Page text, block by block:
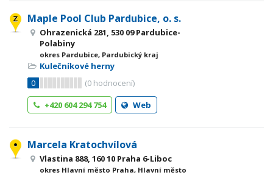
Maple Pool Club Pardubice, o. s.
Ohrazenická 281, 530 09 Pardubice-
Polabiny
okres Pardubice, Pardubický kraj
Kulečníkové herny
0
(0 hodnocení)
+420 604 294 754
Web
Marcela Kratochvílová
Vlastina 888, 160 10 Praha 6-Liboc
okres Hlavní město Praha, Hlavní město